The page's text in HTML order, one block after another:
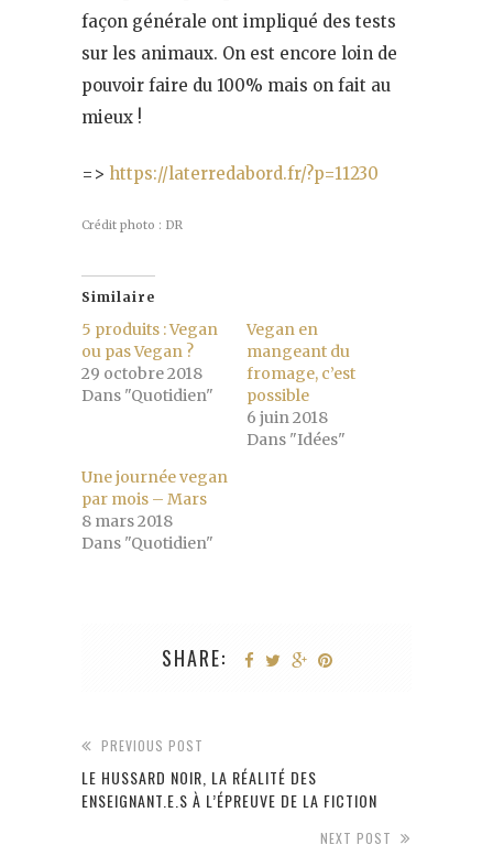
façon générale ont impliqué des tests
sur les animaux. On est encore loin de
pouvoir faire du 100% mais on fait au
mieux !
=> https://laterredabord.fr/?p=11230
Crédit photo : DR
Similaire
5 produits : Vegan
ou pas Vegan ?
29 octobre 2018
Dans "Quotidien"
Vegan en
mangeant du
fromage, c’est
possible
6 juin 2018
Dans "Idées"
Une journée vegan
par mois – Mars
8 mars 2018
Dans "Quotidien"
SHARE:
PREVIOUS POST
LE HUSSARD NOIR, LA RÉALITÉ DES
ENSEIGNANT.E.S À L’ÉPREUVE DE LA FICTION
NEXT POST